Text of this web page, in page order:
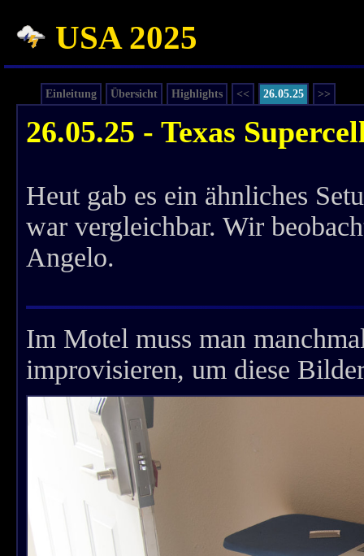
USA 2025
Einleitung Übersicht Highlights << 26.05.25 >>
26.05.25 - Texas
Heut gab es ein ähnliches
war vergleichbar. Wir
Angelo.
Im Motel muss man
improvisieren, um diese